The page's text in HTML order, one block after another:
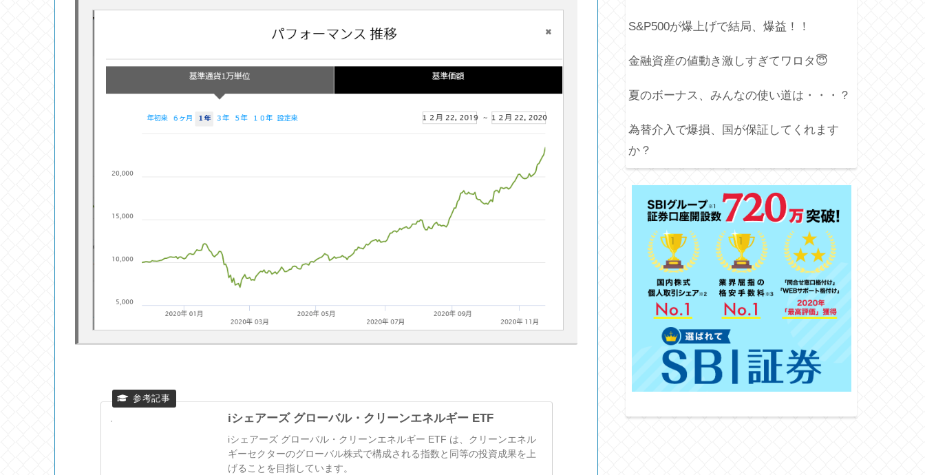
iシェアーズ グローバル・クリーンエネルギー ETF
iシェアーズ グローバル・クリーンエネルギー ETF は、クリーンエネル
ギーセクターのグローバル株式で構成される指数と同等の投資成果を上
げることを目指しています。
S&P500が爆上げで結局、爆益！！
金融資産の値動き激しすぎてワロタ😇
夏のボーナス、みんなの使い道は・・・？
為替介入で爆損、国が保証してくれます
か？